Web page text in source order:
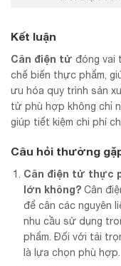
Kết luận
Cân điện tử đóng vai
chế biến thực phẩm,
ưu hóa quy trình sản
tử phù hợp không chỉ
giúp tiết kiệm chi phí
Câu hỏi thường
Cân điện tử thực
lớn không? Cân
để cân các nguyên
nhu cầu sử dụng
phẩm. Đối với tải
là lựa chọn phù hợp.